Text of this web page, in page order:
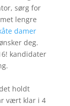
sørg for
lengre
damer
deg.
kandidater
holdt
vært klar i 4